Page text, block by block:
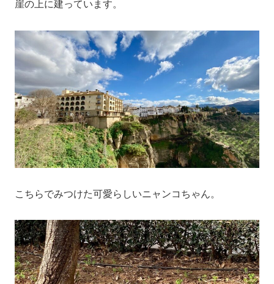
崖の上に建っています。
こちらでみつけた可愛らしいニャンコちゃん。